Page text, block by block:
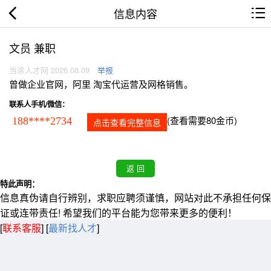
信息内容
文员 兼职
当涂人才网 2026.08.09 举报
曾做企业官网，阿里 淘宝代运营及网格销售。
联系人手机/微信：
188****2734 点击查看完整信息 (查看需要80金币)
特此声明：
信息真伪请自行辨别，求职应聘须谨慎，网站对此不承担任何保
证或连带责任! 希望我们的平台能为您带来更多的便利！
[联系客服] [最新找人才]